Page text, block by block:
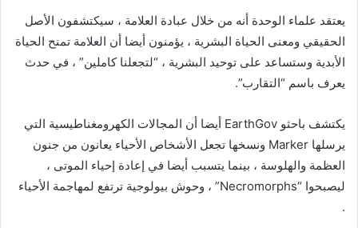
يعتقد علماء الوحدة أنه من خلال عبادة العلامة ، سيكتشفون الأصل
الحقيقي ومعنى الحياة البشرية ، يؤمنون أيضا أن العلامة تمنح الحياة
الأبدية وستساعد على توحيد البشرية ، “لتجعلنا كاملين” ، في حدث
يعرف باسم “التقارب”.
يكتشف باحثو EarthGov أيضا أن المجالات الكهرومغناطيسية التي
يرسلها Marker ونسخها تجعل الأشخاص الأحياء يعانون من جنون
العظمة والهلوسة ، بينما يتسبب أيضا في إعادة إحياء الموتى ،
ليصبحوا “Necromorphs” ، وحوش بيولوجية ترتفع لمهاجمة الأحياء
.